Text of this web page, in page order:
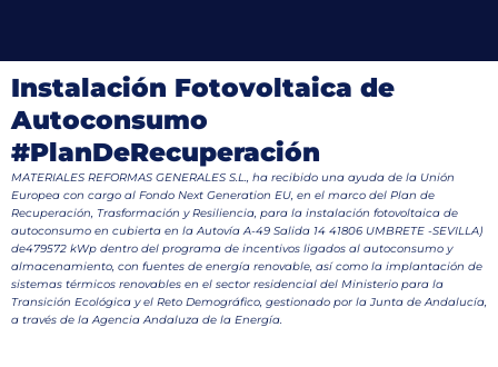
Instalación Fotovoltaica de
Autoconsumo
#PlanDeRecuperación
MATERIALES REFORMAS GENERALES S.L., ha recibido una ayuda de la Unión
Europea con cargo al Fondo Next Generation EU, en el marco del Plan de
Recuperación, Trasformación y Resiliencia, para la instalación fotovoltaica de
autoconsumo en cubierta en la Autovía A-49 Salida 14 41806 UMBRETE -SEVILLA)
de479572 kWp dentro del programa de incentivos ligados al autoconsumo y
almacenamiento, con fuentes de energía renovable, así como la implantación de
sistemas térmicos renovables en el sector residencial del Ministerio para la
Transición Ecológica y el Reto Demográfico, gestionado por la Junta de Andalucía,
a través de la Agencia Andaluza de la Energía.